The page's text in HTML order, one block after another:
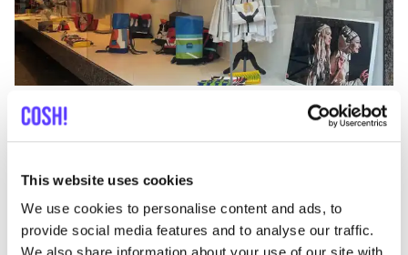
This website uses cookies
We use cookies to personalise content and ads, to
provide social media features and to analyse our traffic.
Aan route toevoegen
List